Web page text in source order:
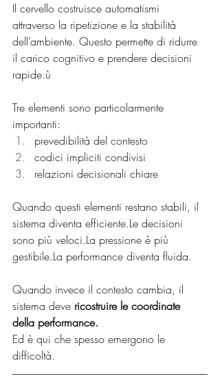
Il cervello costruisce automatismi
attraverso la ripetizione e la stabilità
dell’ambiente. Questo permette di ridurre
il carico cognitivo e prendere decisioni
rapide.ù
Tre elementi sono particolarmente
importanti:
prevedibilità del contesto
codici impliciti condivisi
relazioni decisionali chiare
Quando questi elementi restano stabili, il
sistema diventa efficiente.Le decisioni
sono più veloci.La pressione è più
gestibile.La performance diventa fluida.
Quando invece il contesto cambia, il
sistema deve ricostruire le coordinate
della performance.
Ed è qui che spesso emergono le
difficoltà.